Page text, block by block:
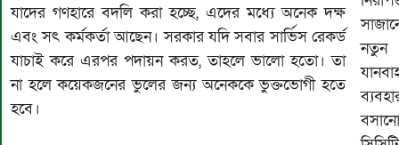
যাদের গণহারে বদলি করা হচ্ছে, এদের মধ্যে অনেক দক্ষ
এবং সৎ কর্মকর্তা আছেন। সরকার যদি সবার সার্ভিস রেকর্ড
যাচাই করে এরপর পদায়ন করত, তাহলে ভালো হতো। তা
না হলে কয়েকজনের ভুলের জন্য অনেককে ভুক্তভোগী হতে
হবে।
নতুন